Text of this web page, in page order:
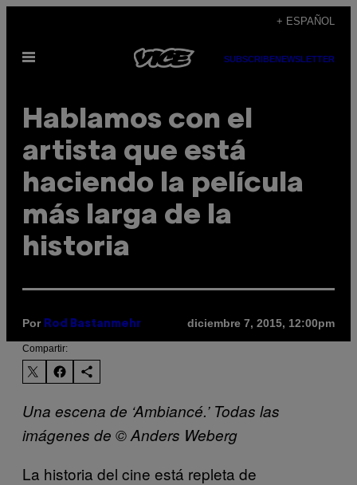
contenido
+ ESPAÑOL
Abrir
SUBSCRIBENEWSLETTER
Hablamos con el
artista que está
haciendo la película
más larga de la
historia
Por Rod Bastanmehr diciembre 7, 2015, 12:00pm
Compartir:
Una escena de ‘Ambiancé.’ Todas las
imágenes de © Anders Weberg
La historia del cine está repleta de